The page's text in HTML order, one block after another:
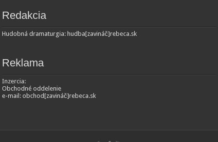
Redakcia
Hudobná dramaturgia: hudba[zavináč]rebeca.sk
Reklama
Inzercia:
Obchodné oddelenie
e-mail: obchod[zavináč]rebeca.sk